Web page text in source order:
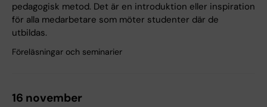
pedagogisk metod. Det är en introduktion eller inspiration
för alla medarbetare som möter studenter där de
utbildas.
Föreläsningar och seminarier
16 november